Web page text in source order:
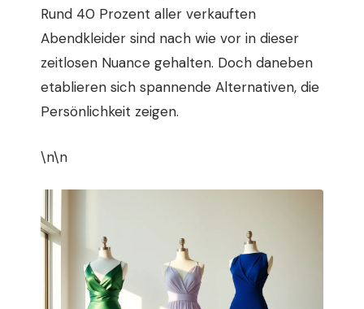
Rund 40 Prozent aller verkauften
Abendkleider sind nach wie vor in dieser
zeitlosen Nuance gehalten. Doch daneben
etablieren sich spannende Alternativen, die
Persönlichkeit zeigen.
\n\n